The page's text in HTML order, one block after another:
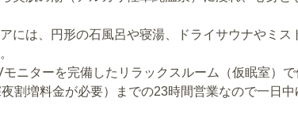
には、円形の石風呂や寝湯、ドライサウナやミス
モニターを完備したリラックスルーム（仮眠室）
割増料金が必要）までの23時間営業なので一日中